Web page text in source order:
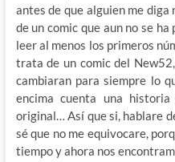
antes de que alguien me
de un comic que aun no se
leer al menos los primeros
trata de un comic del
cambiaran para siempre lo
encima cuenta una
original… Así que si, hablare
sé que no me equivocare,
tiempo y ahora nos